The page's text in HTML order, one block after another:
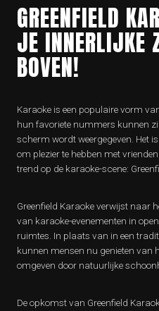
GREENFIELD
JE INNERLIJKE
BOVEN!
Karaoke is een populaire vorm
hun favoriete nummers kunnen
scherm wordt weergegeven. Het
om plezier te hebben met
trend op de karaoke-scene:
Greenfield Karaoke verwijst naar
van karaoke-evenementen in
ruimtes. In plaats van in een
kunnen mensen nu genieten van
omgeven door natuurlijke
De opkomst van Greenfield